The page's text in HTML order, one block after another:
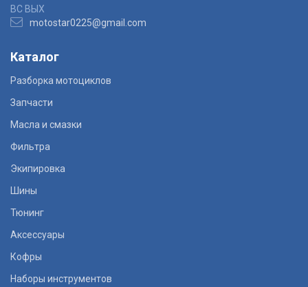
ВС ВЫХ
motostar0225@gmail.com
Каталог
Разборка мотоциклов
Запчасти
Масла и смазки
Фильтра
Экипировка
Шины
Тюнинг
Аксессуары
Кофры
Наборы инструментов